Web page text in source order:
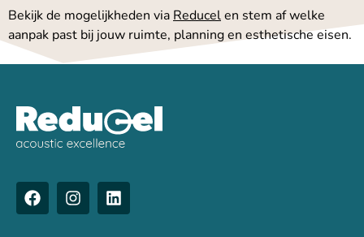
Bekijk de mogelijkheden via Reducelen stem af welke
aanpak past bij jouw ruimte, planning en esthetische eisen.